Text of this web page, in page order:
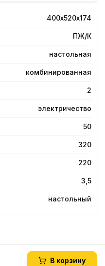
400х520х174
ПЖ/К
настольная
комбинированная
2
электричество
50
320
220
3,5
настольный
В корзину